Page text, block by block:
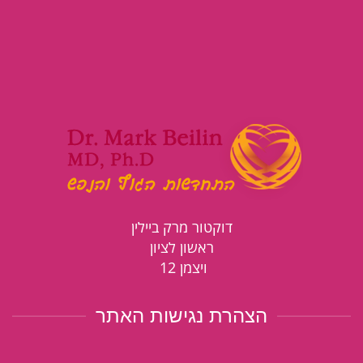
דוקטור מרק ביילין
ראשון לציון
ויצמן 12
הצהרת נגישות האתר